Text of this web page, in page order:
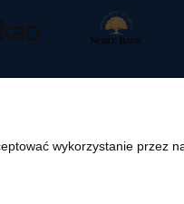
zwielokrotnianie, w tym
wykorzystanie przez